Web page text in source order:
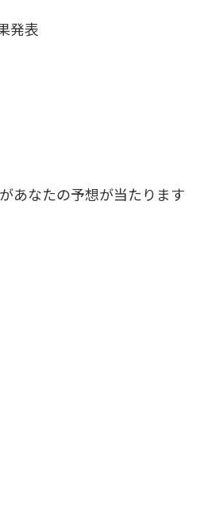
発表
あなたの予想が当たります